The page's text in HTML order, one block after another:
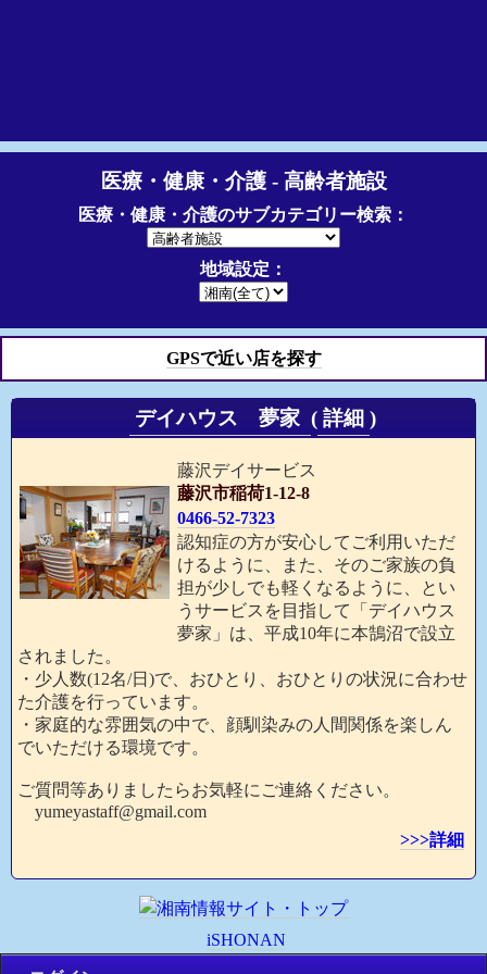
医療・健康・介護 - 高齢者施設
医療・健康・介護のサブカテゴリー検索：
地域設定：
GPSで近い店を探す
デイハウス 夢家 ( 詳細 )
藤沢デイサービス
藤沢市稲荷1-12-8
0466-52-7323
認知症の方が安心してご利用いただ
けるように、また、そのご家族の負
担が少しでも軽くなるように、とい
うサービスを目指して「デイハウス
夢家」は、平成10年に本鵠沼で設立
されました。
・少人数(12名/日)で、おひとり、おひとりの状況に合わせ
た介護を行っています。
・家庭的な雰囲気の中で、顔馴染みの人間関係を楽しん
でいただける環境です。
ご質問等ありましたらお気軽にご連絡ください。
yumeyastaff@gmail.com
>>>詳細
iSHONAN